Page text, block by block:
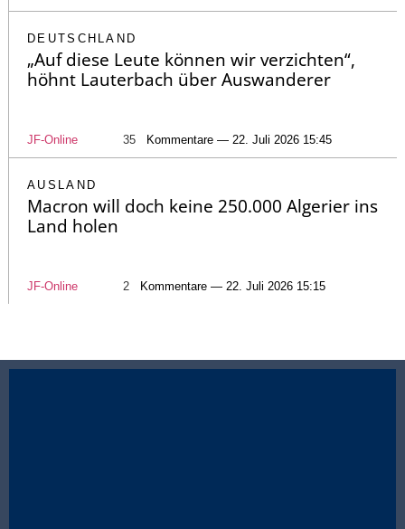
DEUTSCHLAND
„Auf diese Leute können wir verzichten“,
höhnt Lauterbach über Auswanderer
JF-Online 35 Kommentare — 22. Juli 2026 15:45
AUSLAND
Macron will doch keine 250.000 Algerier ins
Land holen
JF-Online 2 Kommentare — 22. Juli 2026 15:15